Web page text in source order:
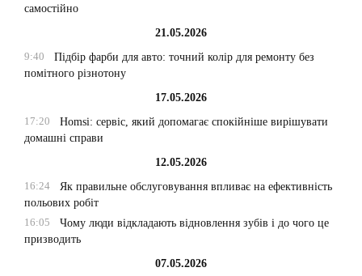
самостійно
21.05.2026
9:40
Підбір фарби для авто: точний колір для ремонту без
помітного різнотону
17.05.2026
17:20
Homsi: сервіс, який допомагає спокійніше вирішувати
домашні справи
12.05.2026
16:24
Як правильне обслуговування впливає на ефективність
польових робіт
16:05
Чому люди відкладають відновлення зубів і до чого це
призводить
07.05.2026